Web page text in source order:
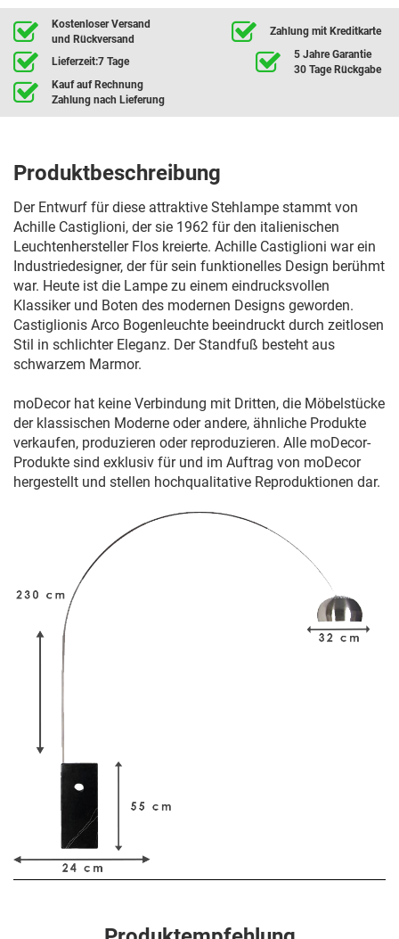
Kostenloser Versand
und Rückversand
Zahlung mit Kreditkarte
Lieferzeit:7 Tage
5 Jahre Garantie
30 Tage Rückgabe
Kauf auf Rechnung
Zahlung nach Lieferung
Produktbeschreibung
Der Entwurf für diese attraktive Stehlampe stammt von
Achille Castiglioni, der sie 1962 für den italienischen
Leuchtenhersteller Flos kreierte. Achille Castiglioni war ein
Industriedesigner, der für sein funktionelles Design berühmt
war. Heute ist die Lampe zu einem eindrucksvollen
Klassiker und Boten des modernen Designs geworden.
Castiglionis Arco Bogenleuchte beeindruckt durch zeitlosen
Stil in schlichter Eleganz. Der Standfuß besteht aus
schwarzem Marmor.
moDecor hat keine Verbindung mit Dritten, die Möbelstücke
der klassischen Moderne oder andere, ähnliche Produkte
verkaufen, produzieren oder reproduzieren. Alle moDecor-
Produkte sind exklusiv für und im Auftrag von moDecor
hergestellt und stellen hochqualitative Reproduktionen dar.